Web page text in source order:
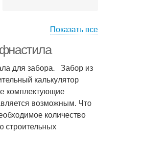
Показать все
для забора. Забор из
калькулятор
комплектующие
возможным. Что
количество
строительных